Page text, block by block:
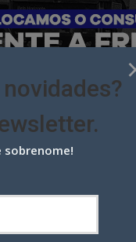
de
sobrenome!